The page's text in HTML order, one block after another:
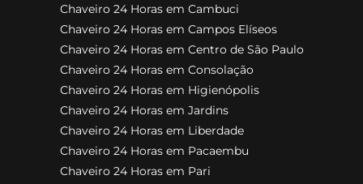
Chaveiro 24 Horas em Cambuci
Chaveiro 24 Horas em Campos Elíseos
Chaveiro 24 Horas em Centro de São Paulo
Chaveiro 24 Horas em Consolação
Chaveiro 24 Horas em Higienópolis
Chaveiro 24 Horas em Jardins
Chaveiro 24 Horas em Liberdade
Chaveiro 24 Horas em Pacaembu
Chaveiro 24 Horas em Pari